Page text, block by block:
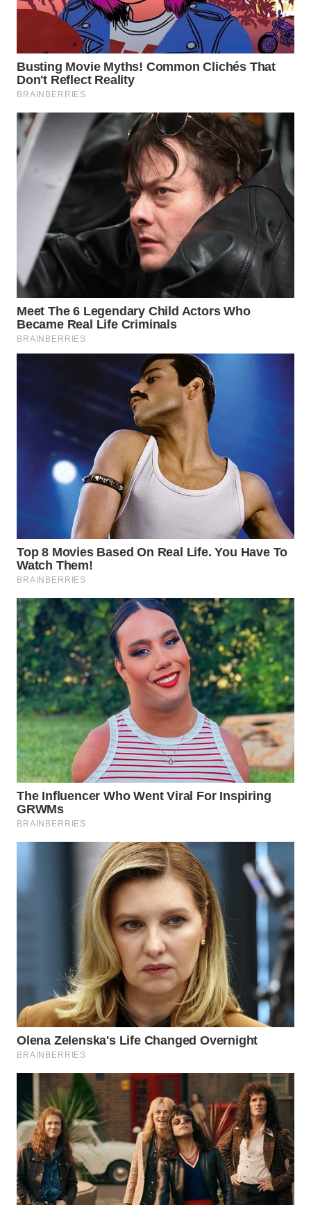
WN
INDRAMAYU
WN
KUNINGAN
WN
MAJALENGKA
WN
WN
SUKABUMI
WN
PURWAKARTA
WN
PRIANGAN
WN
BOROBUDUR
WN
MADURA
SURABAYA
WN
NATUNA
WN
BINTAN
WN
MANDALIKA
WN
LIKUPANG
WAHANA
NEWS
WAHANA
TANI
WAHANA
ADVOKAT
WAHANA
INFRASTRUKTUR